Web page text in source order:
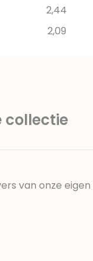
2,44
2,09
collectie
van onze